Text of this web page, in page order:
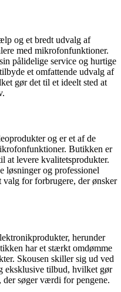
og et bredt udvalg af
med mikrofonfunktioner.
pålidelige service og hurtige
et omfattende udvalg af
gør det til et ideelt sted at
og er et af de
Butikken er
at levere kvalitetsprodukter.
løsninger og professionel
for forbrugere, der ønsker
herunder
har et stærkt omdømme
Skousen skiller sig ud ved
eksklusive tilbud, hvilket gør
søger værdi for pengene.